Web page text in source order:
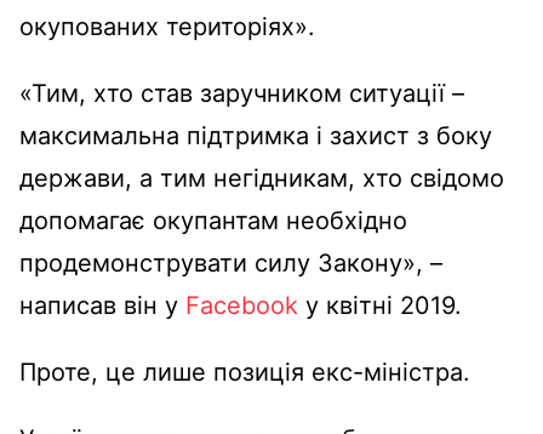
окупованих територіях».
«Тим, хто став заручником ситуації –
максимальна підтримка і захист з боку
держави, а тим негідникам, хто свідомо
допомагає окупантам необхідно
продемонструвати силу Закону», –
написав він у Facebook у квітні 2019.
Проте, це лише позиція екс-міністра.